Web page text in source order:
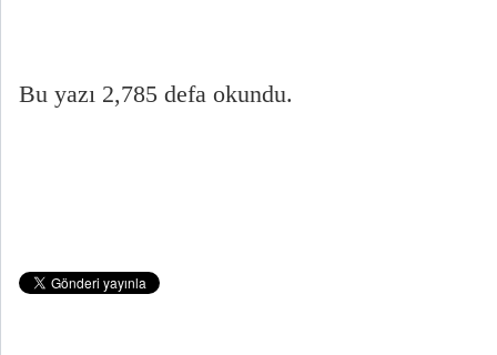
Bu yazı 2,785 defa okundu.